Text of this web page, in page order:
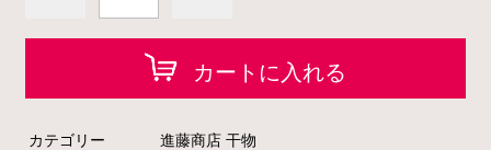
カートに入れる
カテゴリー 進藤商店 干物